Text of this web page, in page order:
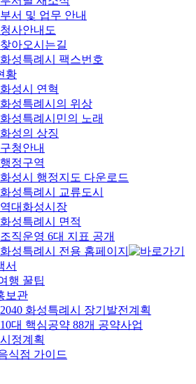
부서 및 업무 안내
청사안내도
찾아오시는길
화성특례시 팩스번호
황
화성시 연혁
화성특례시의 위상
화성특례시민의 노래
화성의 상징
구청안내
행정구역
화성시 행정지도 다운로드
화성특례시 교류도시
역대화성시장
화성특례시 면적
조직운영 6대 지표 공개
화성특례시 전용 홈페이지
서
행 꿀팁
보관
2040 화성특례시 장기발전계획
10대 핵심공약 88개 공약사업
시정계획
식점 가이드